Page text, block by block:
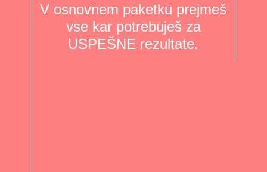
V osnovnem paketku prejmeš
vse kar potrebuješ za
USPEŠNE rezultate.